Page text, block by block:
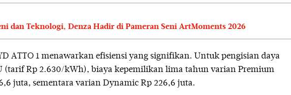
dan Teknologi, Denza Hadir di Pameran Seni ArtMoments 2026
ATTO 1 menawarkan efisiensi yang signifikan. Untuk pengisian daya
(tarif Rp 2.630/kWh), biaya kepemilikan lima tahun varian Premium
juta, sementara varian Dynamic Rp 226,6 juta.